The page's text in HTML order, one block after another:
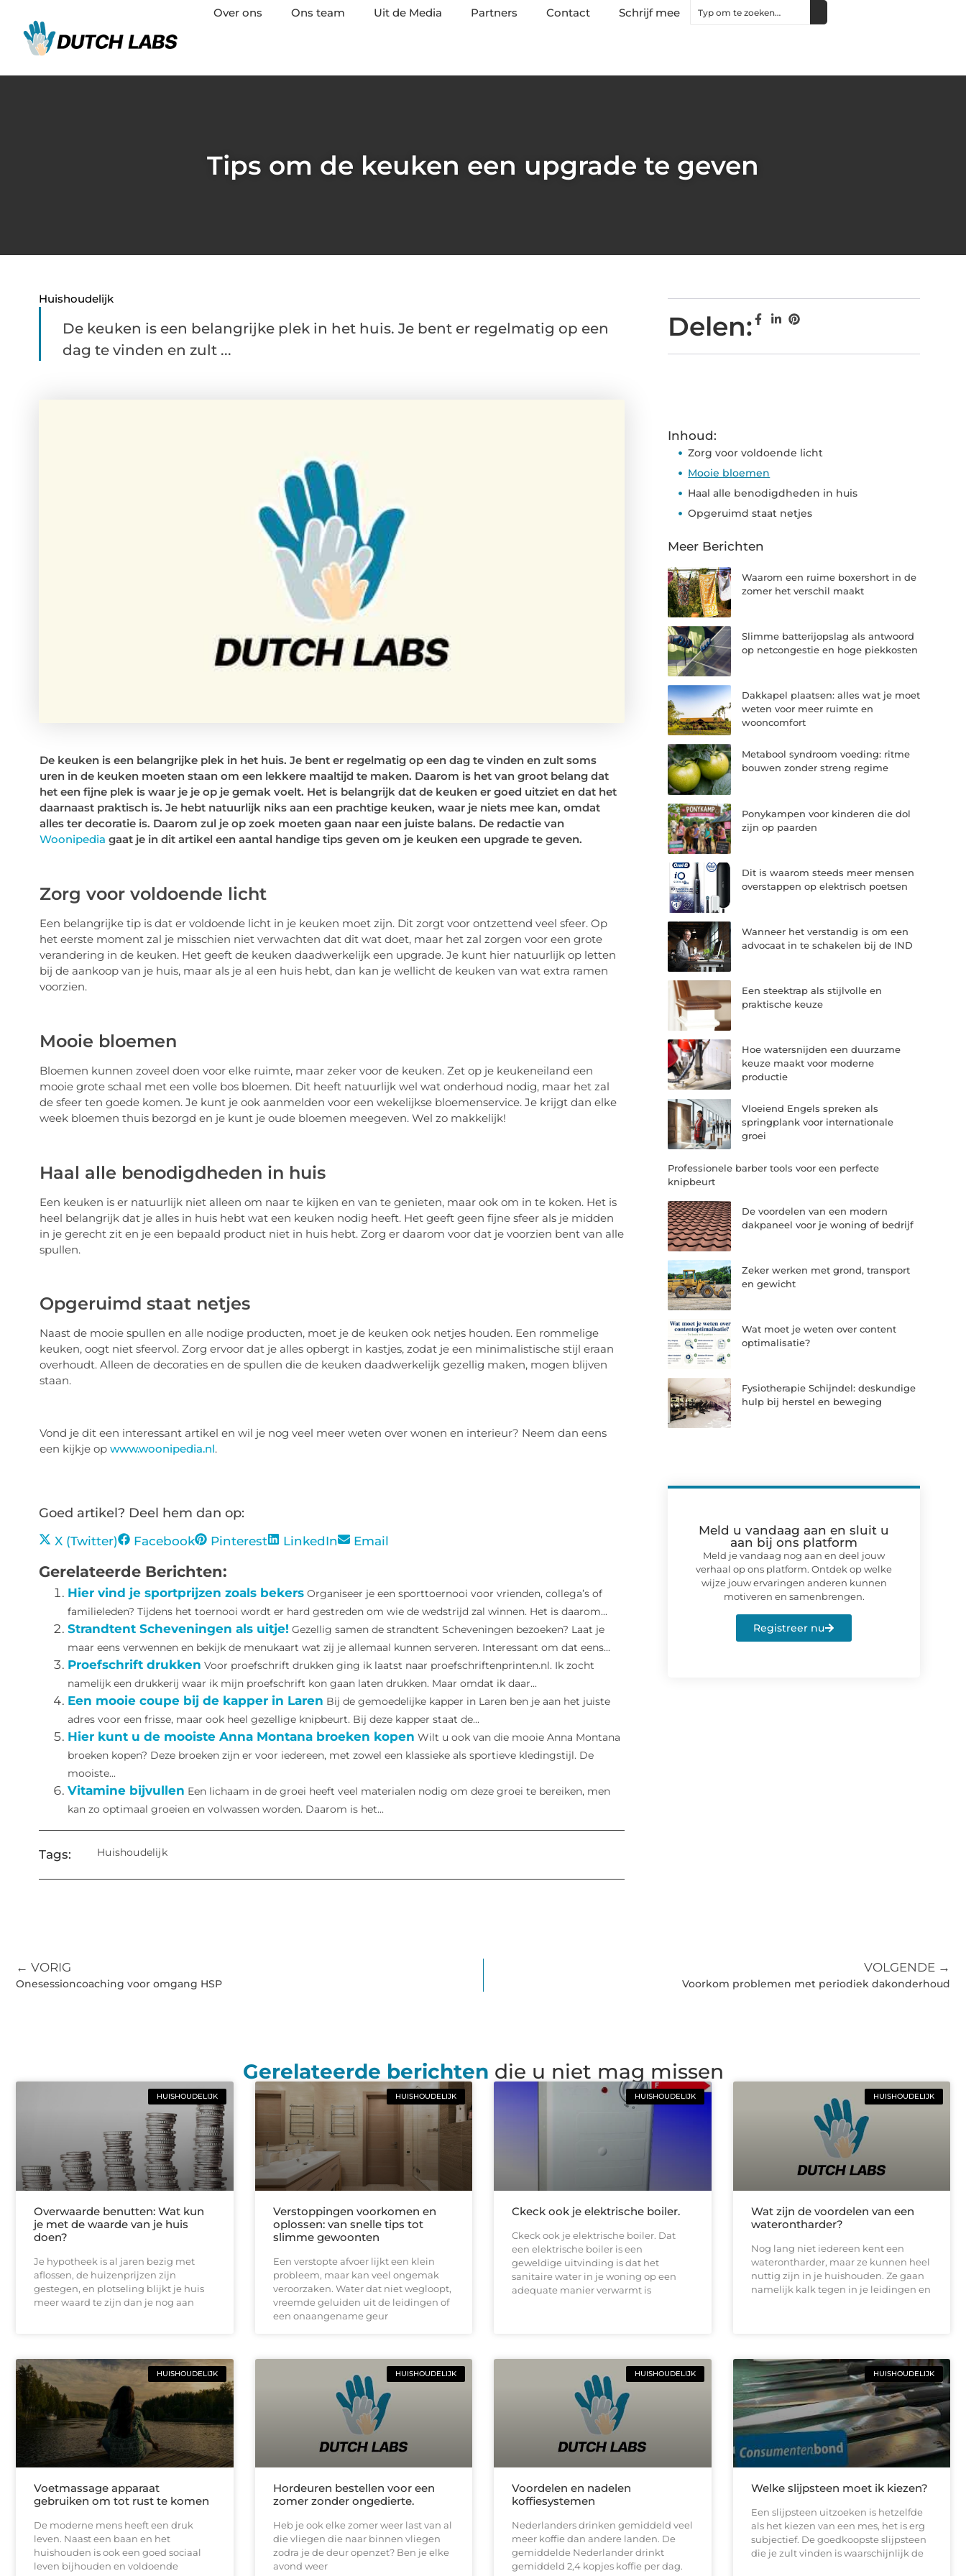
Over ons Ons team Uit de Media Partners Contact Schrijf mee
Tips om de keuken een upgrade te geven
Huishoudelijk
De keuken is een belangrijke plek in het huis. Je bent er regelmatig op een
dag te vinden en zult ...
De keuken is een belangrijke plek in het huis. Je bent er regelmatig op een dag te vinden en zult soms
uren in de keuken moeten staan om een lekkere maaltijd te maken. Daarom is het van groot belang dat
het een fijne plek is waar je je op je gemak voelt. Het is belangrijk dat de keuken er goed uitziet en dat het
daarnaast praktisch is. Je hebt natuurlijk niks aan een prachtige keuken, waar je niets mee kan, omdat
alles ter decoratie is. Daarom zul je op zoek moeten gaan naar een juiste balans. De redactie van
Woonipedia gaat je in dit artikel een aantal handige tips geven om je keuken een upgrade te geven.
Zorg voor voldoende licht
Een belangrijke tip is dat er voldoende licht in je keuken moet zijn. Dit zorgt voor ontzettend veel sfeer. Op
het eerste moment zal je misschien niet verwachten dat dit wat doet, maar het zal zorgen voor een grote
verandering in de keuken. Het geeft de keuken daadwerkelijk een upgrade. Je kunt hier natuurlijk op letten
bij de aankoop van je huis, maar als je al een huis hebt, dan kan je wellicht de keuken van wat extra ramen
voorzien.
Mooie bloemen
Bloemen kunnen zoveel doen voor elke ruimte, maar zeker voor de keuken. Zet op je keukeneiland een
mooie grote schaal met een volle bos bloemen. Dit heeft natuurlijk wel wat onderhoud nodig, maar het zal
de sfeer ten goede komen. Je kunt je ook aanmelden voor een wekelijkse bloemenservice. Je krijgt dan elke
week bloemen thuis bezorgd en je kunt je oude bloemen meegeven. Wel zo makkelijk!
Haal alle benodigdheden in huis
Een keuken is er natuurlijk niet alleen om naar te kijken en van te genieten, maar ook om in te koken. Het is
heel belangrijk dat je alles in huis hebt wat een keuken nodig heeft. Het geeft geen fijne sfeer als je midden
in je gerecht zit en je een bepaald product niet in huis hebt. Zorg er daarom voor dat je voorzien bent van alle
spullen.
Opgeruimd staat netjes
Naast de mooie spullen en alle nodige producten, moet je de keuken ook netjes houden. Een rommelige
keuken, oogt niet sfeervol. Zorg ervoor dat je alles opbergt in kastjes, zodat je een minimalistische stijl eraan
overhoudt. Alleen de decoraties en de spullen die de keuken daadwerkelijk gezellig maken, mogen blijven
staan.
Vond je dit een interessant artikel en wil je nog veel meer weten over wonen en interieur? Neem dan eens
een kijkje op www.woonipedia.nl.
Goed artikel? Deel hem dan op:
X (Twitter) Facebook Pinterest LinkedIn Email
Gerelateerde Berichten:
Hier vind je sportprijzen zoals bekers Organiseer je een sporttoernooi voor vrienden, collega’s of
familieleden? Tijdens het toernooi wordt er hard gestreden om wie de wedstrijd zal winnen. Het is daarom...
Strandtent Scheveningen als uitje! Gezellig samen de strandtent Scheveningen bezoeken? Laat je
maar eens verwennen en bekijk de menukaart wat zij je allemaal kunnen serveren. Interessant om dat eens...
Proefschrift drukken Voor proefschrift drukken ging ik laatst naar proefschriftenprinten.nl. Ik zocht
namelijk een drukkerij waar ik mijn proefschrift kon gaan laten drukken. Maar omdat ik daar...
Een mooie coupe bij de kapper in Laren Bij de gemoedelijke kapper in Laren ben je aan het juiste
adres voor een frisse, maar ook heel gezellige knipbeurt. Bij deze kapper staat de...
Hier kunt u de mooiste Anna Montana broeken kopen Wilt u ook van die mooie Anna Montana
broeken kopen? Deze broeken zijn er voor iedereen, met zowel een klassieke als sportieve kledingstijl. De
mooiste...
Vitamine bijvullen Een lichaam in de groei heeft veel materialen nodig om deze groei te bereiken, men
kan zo optimaal groeien en volwassen worden. Daarom is het...
Tags: Huishoudelijk
Delen:
Inhoud:
Zorg voor voldoende licht
Mooie bloemen
Haal alle benodigdheden in huis
Opgeruimd staat netjes
Meer Berichten
Waarom een ruime boxershort in de
zomer het verschil maakt
Slimme batterijopslag als antwoord
op netcongestie en hoge piekkosten
Dakkapel plaatsen: alles wat je moet
weten voor meer ruimte en
wooncomfort
Metabool syndroom voeding: ritme
bouwen zonder streng regime
Ponykampen voor kinderen die dol
zijn op paarden
Dit is waarom steeds meer mensen
overstappen op elektrisch poetsen
Wanneer het verstandig is om een
advocaat in te schakelen bij de IND
Een steektrap als stijlvolle en
praktische keuze
Hoe watersnijden een duurzame
keuze maakt voor moderne
productie
Vloeiend Engels spreken als
springplank voor internationale
groei
Professionele barber tools voor een perfecte
knipbeurt
De voordelen van een modern
dakpaneel voor je woning of bedrijf
Zeker werken met grond, transport
en gewicht
Wat moet je weten over content
optimalisatie?
Fysiotherapie Schijndel: deskundige
hulp bij herstel en beweging
Meld u vandaag aan en sluit u
aan bij ons platform
Meld je vandaag nog aan en deel jouw
verhaal op ons platform. Ontdek op welke
wijze jouw ervaringen anderen kunnen
motiveren en samenbrengen.
Registreer nu
← VORIG
Onesessioncoaching voor omgang HSP
VOLGENDE →
Voorkom problemen met periodiek dakonderhoud
Gerelateerde berichten die u niet mag missen
HUISHOUDELIJK
Overwaarde benutten: Wat kun
je met de waarde van je huis
doen?
Je hypotheek is al jaren bezig met
aflossen, de huizenprijzen zijn
gestegen, en plotseling blijkt je huis
meer waard te zijn dan je nog aan
HUISHOUDELIJK
Verstoppingen voorkomen en
oplossen: van snelle tips tot
slimme gewoonten
Een verstopte afvoer lijkt een klein
probleem, maar kan veel ongemak
veroorzaken. Water dat niet wegloopt,
vreemde geluiden uit de leidingen of
een onaangename geur
HUISHOUDELIJK
Ckeck ook je elektrische boiler.
Ckeck ook je elektrische boiler. Dat
een elektrische boiler is een
geweldige uitvinding is dat het
sanitaire water in je woning op een
adequate manier verwarmt is
HUISHOUDELIJK
Wat zijn de voordelen van een
waterontharder?
Nog lang niet iedereen kent een
waterontharder, maar ze kunnen heel
nuttig zijn in je huishouden. Ze gaan
namelijk kalk tegen in je leidingen en
HUISHOUDELIJK
Voetmassage apparaat
gebruiken om tot rust te komen
De moderne mens heeft een druk
leven. Naast een baan en het
huishouden is ook een goed sociaal
leven bijhouden en voldoende
HUISHOUDELIJK
Hordeuren bestellen voor een
zomer zonder ongedierte.
Heb je ook elke zomer weer last van al
die vliegen die naar binnen vliegen
zodra je de deur openzet? Ben je elke
avond weer
HUISHOUDELIJK
Voordelen en nadelen
koffiesystemen
Nederlanders drinken gemiddeld veel
meer koffie dan andere landen. De
gemiddelde Nederlander drinkt
gemiddeld 2,4 kopjes koffie per dag.
HUISHOUDELIJK
Welke slijpsteen moet ik kiezen?
Een slijpsteen uitzoeken is hetzelfde
als het kiezen van een mes, het is erg
subjectief. De goedkoopste slijpsteen
die je zult vinden is waarschijnlijk de